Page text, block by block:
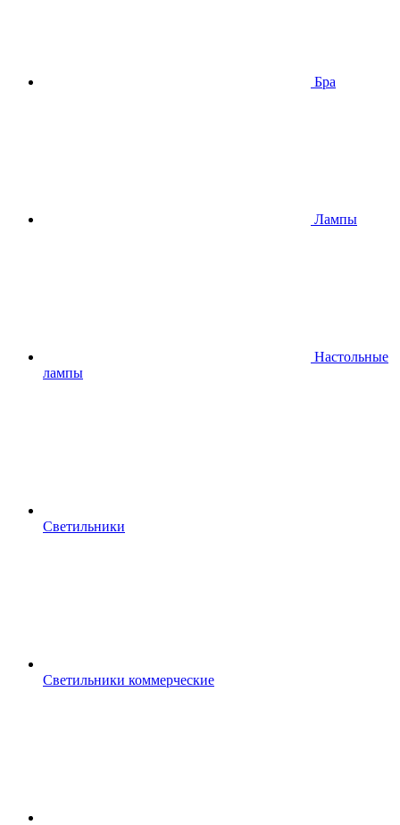
Бра
Лампы
Настольные
лампы
Светильники
Светильники коммерческие